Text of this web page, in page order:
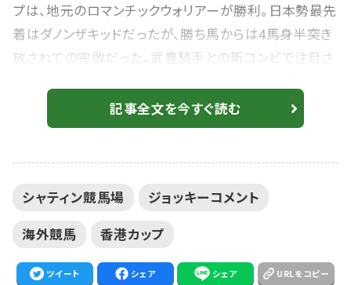
プは、地元のロマンチックウォリアーが勝利。日本勢最先
着はダノンザキッドだったが、勝ち馬からは4馬身半突き
放されての完敗だった。武豊騎手との新コンビで注目さ
村友一騎手 「日本とは違った環境で、少し力みというの
はゲートを出てからも見られましたが、ペースが流れた
に間を割って伸びてくれたと思います。勝った馬...
記事全文を今すぐ読む
シャティン競馬場
ジョッキーコメント
海外競馬
香港カップ
ツイート シェア シェア URLをコピー